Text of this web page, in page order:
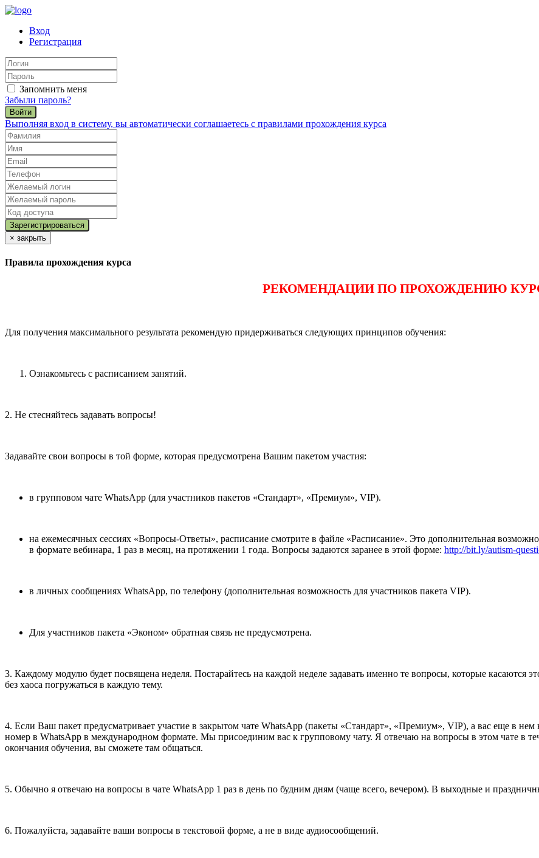
Вход
Регистрация
Запомнить меня
Забыли пароль?
Войти
Выполняя вход в систему, вы автоматически соглашаетесь с правилами прохождения курса
× закрыть
Правила прохождения курса
РЕКОМЕНДАЦИИ ПО ПРОХОЖДЕНИЮ
Для получения максимального результата рекомендую придерживаться следующих принципов обучения:
Ознакомьтесь с расписанием занятий.
2. Не стесняйтесь задавать вопросы!
Задавайте свои вопросы в той форме, которая предусмотрена Вашим пакетом участия:
в групповом чате WhatsApp (для участников пакетов «Стандарт», «Премиум», VIP).
на ежемесячных сессиях «Вопросы-Ответы», расписание смотрите в файле «Расписание». Это дополнительная
в формате вебинара, 1 раз в месяц, на протяжении 1 года. Вопросы задаются заранее в этой форме: http://bit.ly/autism-
в личных сообщениях WhatsApp, по телефону (дополнительная возможность для участников пакета VIP).
Для участников пакета «Эконом» обратная связь не предусмотрена.
3. Каждому модулю будет посвящена неделя. Постарайтесь на каждой неделе задавать именно те вопросы, которые касаются
без хаоса погружаться в каждую тему.
4. Если Ваш пакет предусматривает участие в закрытом чате WhatsApp (пакеты «Стандарт», «Премиум», VIP), а вас еще в
номер в WhatsApp в международном формате. Мы присоединим вас к групповому чату. Я отвечаю на вопросы в этом чате в
окончания обучения, вы сможете там общаться.
5. Обычно я отвечаю на вопросы в чате WhatsApp 1 раз в день по будним дням (чаще всего, вечером). В выходные и
6. Пожалуйста, задавайте ваши вопросы в текстовой форме, а не в виде аудиосообщений.